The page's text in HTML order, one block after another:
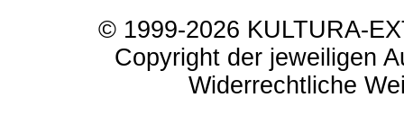
© 1999-2026 KULTURA-
Copyright der jeweiligen
Widerrechtliche